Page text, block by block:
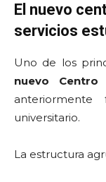
El nuevo
servicios
Uno de los
nuevo Centro
universitario.
La estructura